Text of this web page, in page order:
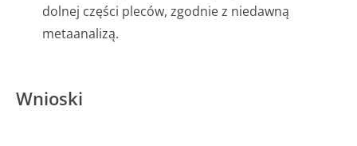
dolnej części pleców, zgodnie z niedawną
metaanalizą.
Wnioski